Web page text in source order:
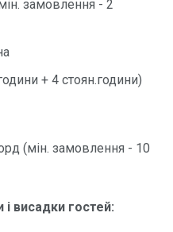
замовлення - 2
+ 4 стоян.години)
(мін. замовлення - 10
висадки гостей: